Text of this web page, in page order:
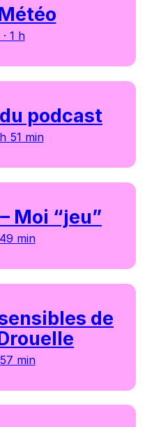
1 h
podcast
51 min
Moi “jeu”
min
de
min